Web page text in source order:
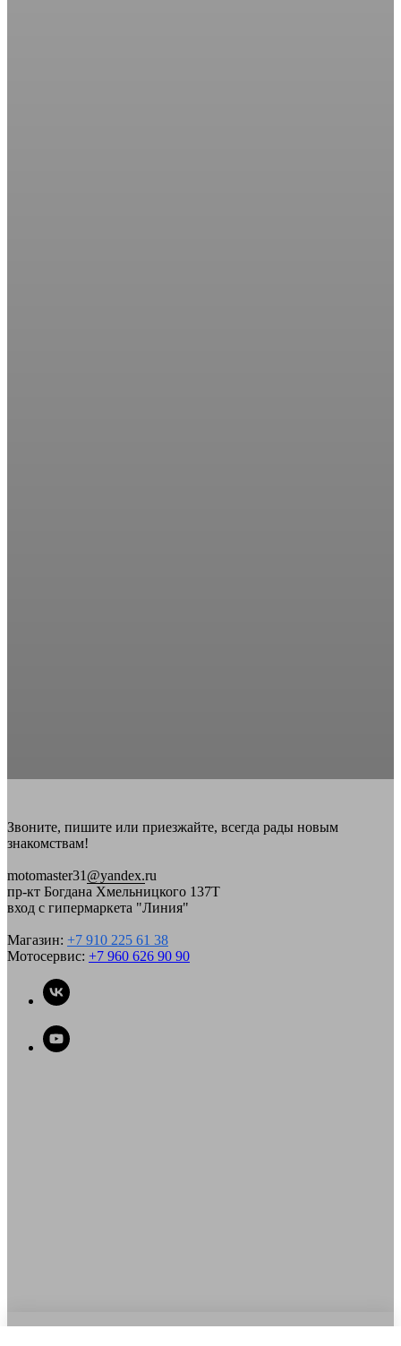
Звоните, пишите или приезжайте, всегда рады новым
знакомствам!
motomaster31 @yandex.ru
пр-кт Богдана Хмельницкого 137Т
вход с гипермаркета "Линия"
Магазин: +7 910 225 61 38
Мотосервис: +7 960 626 90 90